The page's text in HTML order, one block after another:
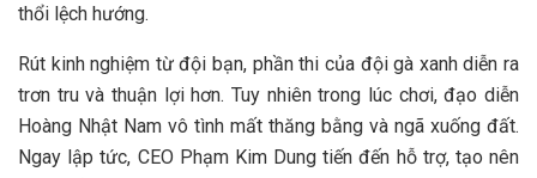
thổi lệch hướng.
Rút kinh nghiệm từ đội bạn, phần thi của đội gà xanh diễn ra
trơn tru và thuận lợi hơn. Tuy nhiên trong lúc chơi, đạo diễn
Hoàng Nhật Nam vô tình mất thăng bằng và ngã xuống đất.
Ngay lập tức, CEO Phạm Kim Dung tiến đến hỗ trợ, tạo nên